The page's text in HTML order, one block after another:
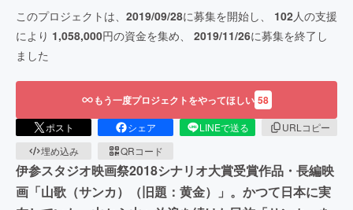
このプロジェクトは、 2019/09/28に募集を開始し、 102人の支援
により 1,058,000円の資金を集め、 2019/11/26に募集を終了し
ました
もう一度プロジェクトをやってほしい 58
ポスト シェア LINEで送る
URLコピー
埋め込み
QRコード
伊参スタジオ映画祭2018シナリオ大賞受賞作品・長編映
画「山歌（サンカ）（旧題：黄金）」。かつて日本に実